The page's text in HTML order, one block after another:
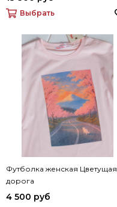
Выбрать
Футболка женская Цветущая
дорога
4 500 руб